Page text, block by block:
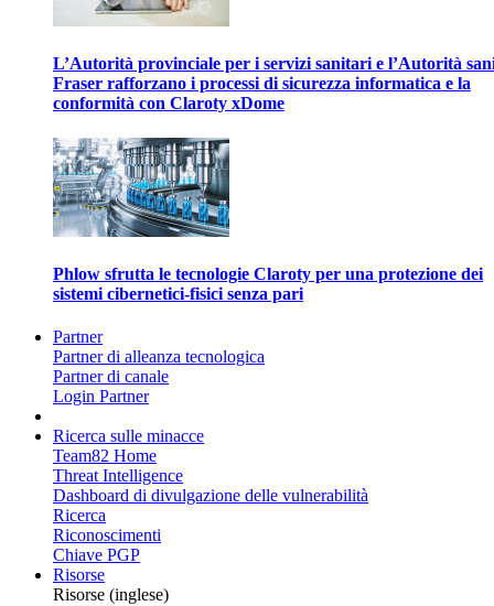
L’Autorità provinciale per i servizi sanitari e l’Autorità
Fraser rafforzano i processi di sicurezza informatica e la
conformità con Claroty xDome
Phlow sfrutta le tecnologie Claroty per una protezione dei
sistemi cibernetici-fisici senza pari
Partner
Partner di alleanza tecnologica
Partner di canale
Login Partner
Ricerca sulle minacce
Team82 Home
Threat Intelligence
Dashboard di divulgazione delle vulnerabilità
Ricerca
Riconoscimenti
Chiave PGP
Risorse
Risorse (inglese)